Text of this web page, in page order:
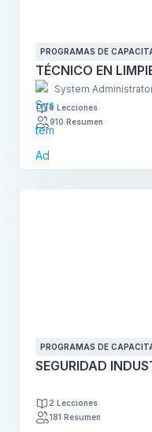
PROGRAMAS DE
TÉCNICO EN
System
6 Lecciones
910 Resumen
PROGRAMAS DE
SEGURIDAD
2 Lecciones
181 Resumen